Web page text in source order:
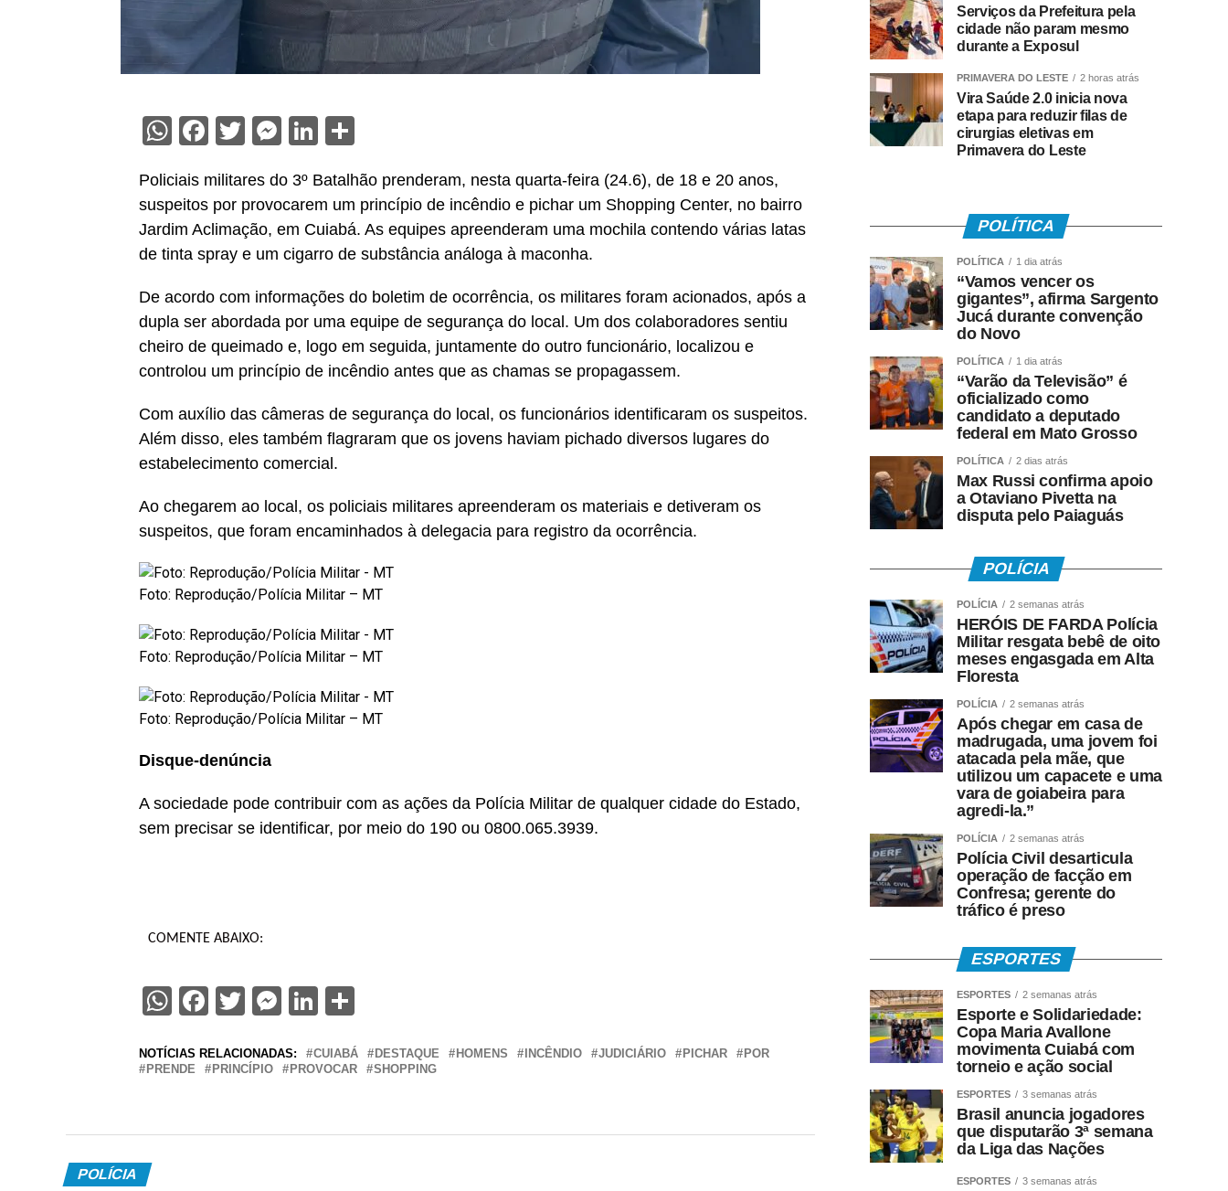
WhatsApp
Facebook
Twitter
Messenger
LinkedIn
Policiais militares do 3º Batalhão prenderam, nesta quarta-feira (24.6), de 18 e 20 anos,
suspeitos por provocarem um princípio de incêndio e pichar um Shopping Center, no bairro
Jardim Aclimação, em Cuiabá. As equipes apreenderam uma mochila contendo várias latas
de tinta spray e um cigarro de substância análoga à maconha.
De acordo com informações do boletim de ocorrência, os militares foram acionados, após a
dupla ser abordada por uma equipe de segurança do local. Um dos colaboradores sentiu
cheiro de queimado e, logo em seguida, juntamente do outro funcionário, localizou e
controlou um princípio de incêndio antes que as chamas se propagassem.
Com auxílio das câmeras de segurança do local, os funcionários identificaram os suspeitos.
Além disso, eles também flagraram que os jovens haviam pichado diversos lugares do
estabelecimento comercial.
Ao chegarem ao local, os policiais militares apreenderam os materiais e detiveram os
suspeitos, que foram encaminhados à delegacia para registro da ocorrência.
Foto: Reprodução/Polícia Militar – MT
Foto: Reprodução/Polícia Militar – MT
Foto: Reprodução/Polícia Militar – MT
Disque-denúncia
A sociedade pode contribuir com as ações da Polícia Militar de qualquer cidade do Estado,
sem precisar se identificar, por meio do 190 ou 0800.065.3939.
COMENTE ABAIXO:
WhatsApp
Facebook
Twitter
Messenger
LinkedIn
NOTÍCIAS RELACIONADAS: CUIABÁ DESTAQUE HOMENS INCÊNDIO JUDICIÁRIO PICHAR
POR
PRENDE
PRINCÍPIO PROVOCAR SHOPPING
POLÍCIA
Serviços da Prefeitura pela
cidade não param mesmo
durante a Exposul
PRIMAVERA DO LESTE 2 horas atrás
Vira Saúde 2.0 inicia nova
etapa para reduzir filas de
cirurgias eletivas em
Primavera do Leste
POLÍTICA
POLÍTICA 1 dia atrás
“Vamos vencer os
gigantes”, afirma Sargento
Jucá durante convenção
do Novo
POLÍTICA 1 dia atrás
“Varão da Televisão” é
oficializado como
candidato a deputado
federal em Mato Grosso
POLÍTICA 2 dias atrás
Max Russi confirma apoio
a Otaviano Pivetta na
disputa pelo Paiaguás
POLÍCIA
POLÍCIA 2 semanas atrás
HERÓIS DE FARDA Polícia
Militar resgata bebê de oito
meses engasgada em Alta
Floresta
POLÍCIA 2 semanas atrás
Após chegar em casa de
madrugada, uma jovem foi
atacada pela mãe, que
utilizou um capacete e uma
vara de goiabeira para
agredi-la.”
POLÍCIA 2 semanas atrás
Polícia Civil desarticula
operação de facção em
Confresa; gerente do
tráfico é preso
ESPORTES
ESPORTES 2 semanas atrás
Esporte e Solidariedade:
Copa Maria Avallone
movimenta Cuiabá com
torneio e ação social
ESPORTES 3 semanas atrás
Brasil anuncia jogadores
que disputarão 3ª semana
da Liga das Nações
ESPORTES 3 semanas atrás